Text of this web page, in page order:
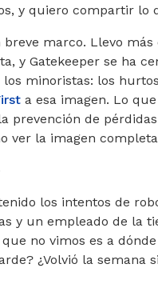
y quiero compartir lo
marco. Llevo
y Gatekeeper se ha
minoristas: los
a esa imagen. Lo
prevención de
ver la imagen
los intentos de
y un empleado de la
no vimos es a
¿Volvió la semana